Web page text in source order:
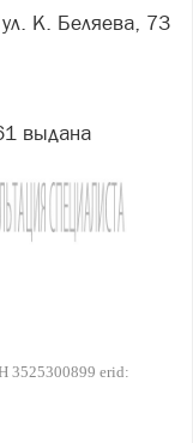
К. Беляева, 73
выдана
3525300899 erid: